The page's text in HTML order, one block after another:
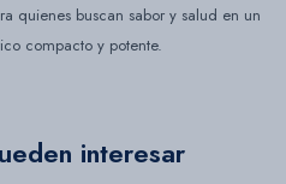
quienes buscan sabor y salud en un
compacto y potente.
interesar